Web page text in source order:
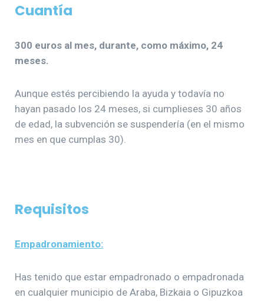
Cuantía
300 euros al mes, durante, como máximo, 24
meses.
Aunque estés percibiendo la ayuda y todavía no
hayan pasado los 24 meses, si cumplieses 30 años
de edad, la subvención se suspendería (en el mismo
mes en que cumplas 30).
Requisitos
Empadronamiento:
Has tenido que estar empadronado o empadronada
en cualquier municipio de Araba, Bizkaia o Gipuzkoa